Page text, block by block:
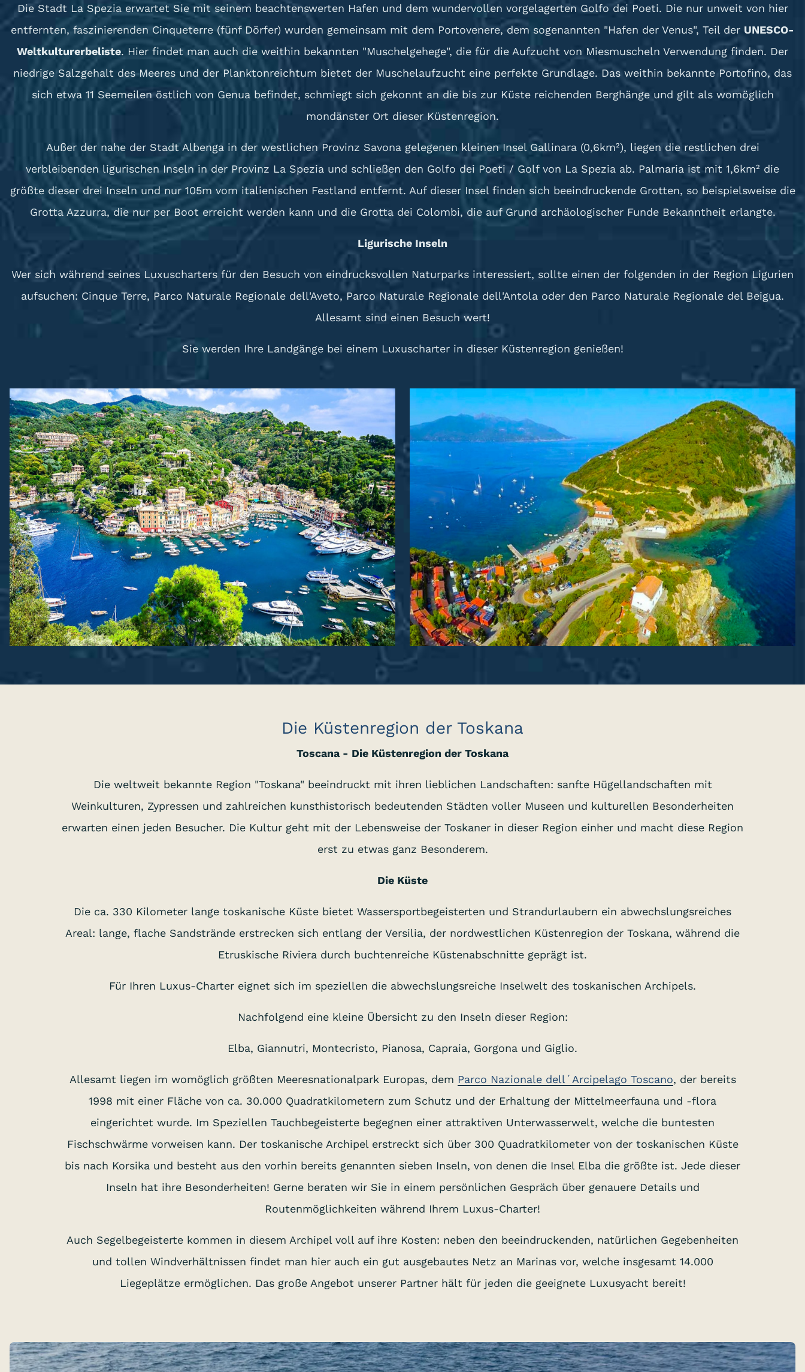
Die Stadt La Spezia erwartet Sie mit seinem beachtenswerten Hafen und dem wundervollen vorgelagerten Golfo dei Poeti. Die nur unweit von hier
entfernten, faszinierenden Cinqueterre (fünf Dörfer) wurden gemeinsam mit dem Portovenere, dem sogenannten "Hafen der Venus", Teil der UNESCO-
Weltkulturerbeliste. Hier findet man auch die weithin bekannten "Muschelgehege", die für die Aufzucht von Miesmuscheln Verwendung finden. Der
niedrige Salzgehalt des Meeres und der Planktonreichtum bietet der Muschelaufzucht eine perfekte Grundlage. Das weithin bekannte Portofino, das
sich etwa 11 Seemeilen östlich von Genua befindet, schmiegt sich gekonnt an die bis zur Küste reichenden Berghänge und gilt als womöglich
mondänster Ort dieser Küstenregion.
Außer der nahe der Stadt Albenga in der westlichen Provinz Savona gelegenen kleinen Insel Gallinara (0,6km²), liegen die restlichen drei
verbleibenden ligurischen Inseln in der Provinz La Spezia und schließen den Golfo dei Poeti / Golf von La Spezia ab. Palmaria ist mit 1,6km² die
größte dieser drei Inseln und nur 105m vom italienischen Festland entfernt. Auf dieser Insel finden sich beeindruckende Grotten, so beispielsweise die
Grotta Azzurra, die nur per Boot erreicht werden kann und die Grotta dei Colombi, die auf Grund archäologischer Funde Bekanntheit erlangte.
Ligurische Inseln
Wer sich während seines Luxuscharters für den Besuch von eindrucksvollen Naturparks interessiert, sollte einen der folgenden in der Region Ligurien
aufsuchen: Cinque Terre, Parco Naturale Regionale dell'Aveto, Parco Naturale Regionale dell'Antola oder den Parco Naturale Regionale del Beigua.
Allesamt sind einen Besuch wert!
Sie werden Ihre Landgänge bei einem Luxuscharter in dieser Küstenregion genießen!
Die Küstenregion der Toskana
Toscana - Die Küstenregion der Toskana
Die weltweit bekannte Region "Toskana" beeindruckt mit ihren lieblichen Landschaften: sanfte Hügellandschaften mit
Weinkulturen, Zypressen und zahlreichen kunsthistorisch bedeutenden Städten voller Museen und kulturellen Besonderheiten
erwarten einen jeden Besucher. Die Kultur geht mit der Lebensweise der Toskaner in dieser Region einher und macht diese Region
erst zu etwas ganz Besonderem.
Die Küste
Die ca. 330 Kilometer lange toskanische Küste bietet Wassersportbegeisterten und Strandurlaubern ein abwechslungsreiches
Areal: lange, flache Sandstrände erstrecken sich entlang der Versilia, der nordwestlichen Küstenregion der Toskana, während die
Etruskische Riviera durch buchtenreiche Küstenabschnitte geprägt ist.
Für Ihren Luxus-Charter eignet sich im speziellen die abwechslungsreiche Inselwelt des toskanischen Archipels.
Nachfolgend eine kleine Übersicht zu den Inseln dieser Region:
Elba, Giannutri, Montecristo, Pianosa, Capraia, Gorgona und Giglio.
Allesamt liegen im womöglich größten Meeresnationalpark Europas, dem Parco Nazionale dell´Arcipelago Toscano, der bereits
1998 mit einer Fläche von ca. 30.000 Quadratkilometern zum Schutz und der Erhaltung der Mittelmeerfauna und -flora
eingerichtet wurde. Im Speziellen Tauchbegeisterte begegnen einer attraktiven Unterwasserwelt, welche die buntesten
Fischschwärme vorweisen kann. Der toskanische Archipel erstreckt sich über 300 Quadratkilometer von der toskanischen Küste
bis nach Korsika und besteht aus den vorhin bereits genannten sieben Inseln, von denen die Insel Elba die größte ist. Jede dieser
Inseln hat ihre Besonderheiten! Gerne beraten wir Sie in einem persönlichen Gespräch über genauere Details und
Routenmöglichkeiten während Ihrem Luxus-Charter!
Auch Segelbegeisterte kommen in diesem Archipel voll auf ihre Kosten: neben den beeindruckenden, natürlichen Gegebenheiten
und tollen Windverhältnissen findet man hier auch ein gut ausgebautes Netz an Marinas vor, welche insgesamt 14.000
Liegeplätze ermöglichen. Das große Angebot unserer Partner hält für jeden die geeignete Luxusyacht bereit!